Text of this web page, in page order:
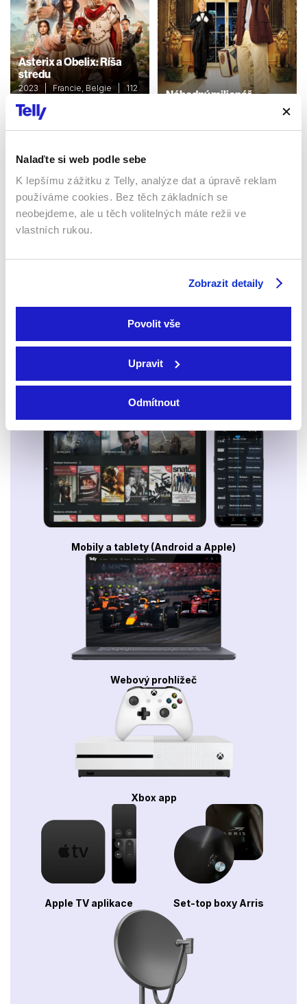
Nalaďte si web podle sebe
K lepšímu zážitku z Telly, analýze dat a úpravě reklam
používáme cookies. Bez těch základních se
neobejdeme, ale u těch volitelných máte režii ve
vlastních rukou.
Zobrazit detaily
Povolit vše
Upravit
Odmítnout
Asterix a Obelix: Ríša
stredu
2023 | Francie, Belgie | 112
Filmy / Dobrodružné /
Rodinné / Komedie / Dětské
Náhodný milionář
Sledujte kdekoliv až na 6 zařízeních
Sledovat internetovou televizi jde odkudkoliv
po celé EU, a to až na 6 zařízeních.
Smart TV - Android, Google, Samsung, LG, VIDAA
Mobily a tablety (Android a Apple)
Webový prohlížeč
Xbox app
Apple TV aplikace Set-top boxy Arris